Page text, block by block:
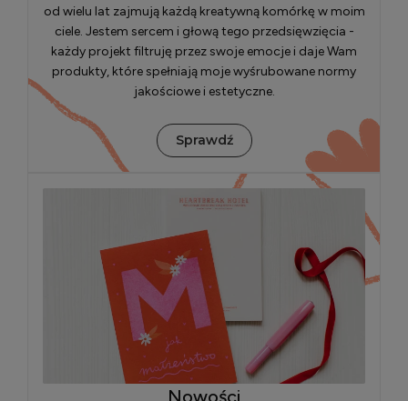
od wielu lat zajmują każdą kreatywną komórkę w moim
ciele. Jestem sercem i głową tego przedsięwzięcia -
każdy projekt filtruję przez swoje emocje i daje Wam
produkty, które spełniają moje wyśrubowane normy
jakościowe i estetyczne.
Sprawdź
Nowości